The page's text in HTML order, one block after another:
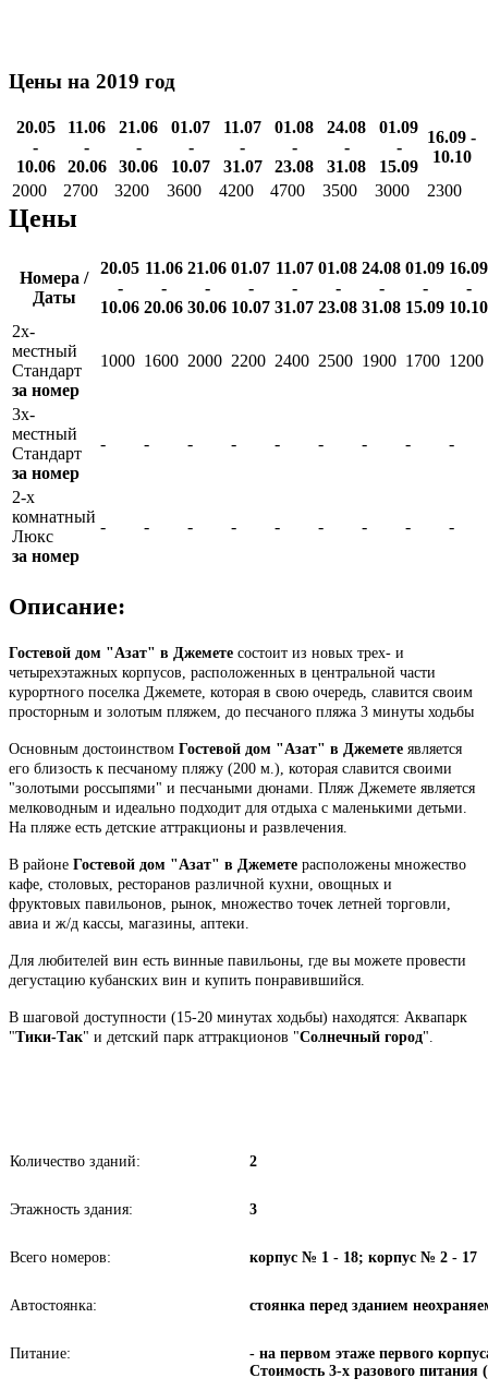
Цены на 2019 год
20.05
-
10.06
11.06
-
20.06
21.06
-
30.06
01.07
-
10.07
11.07
-
31.07
01.08
-
23.08
24.08
-
31.08
01.09
-
15.09
16.09 -
10.10
2000
2700 3200 3600 4200 4700 3500 3000 2300
Цены
Номера /
Даты
20.05
-
10.06
11.06
-
20.06
21.06
-
30.06
01.07
-
10.07
11.07
-
31.07
01.08
-
23.08
24.08
-
31.08
01.09
-
15.09
16.09
-
10.10
2х-
местный
Стандарт
за номер
1000 1600 2000 2200 2400 2500 1900 1700 1200
3х-
местный
Стандарт
за номер
- - - - - - - - -
2-х
комнатный
Люкс
за номер
- - - - - - - - -
Описание:
Гостевой дом "Азат" в Джемете состоит из новых трех- и
четырехэтажных корпусов, расположенных в центральной части
курортного поселка Джемете, которая в свою очередь, славится своим
просторным и золотым пляжем, до песчаного пляжа 3 минуты ходьбы
Основным достоинством Гостевой дом "Азат" в Джемете является
его близость к песчаному пляжу (200 м.), которая славится своими
"золотыми россыпями" и песчаными дюнами. Пляж Джемете является
мелководным и идеально подходит для отдыха с маленькими детьми.
На пляже есть детские аттракционы и развлечения.
В районе Гостевой дом "Азат" в Джемете расположены множество
кафе, столовых, ресторанов различной кухни, овощных и
фруктовых павильонов, рынок, множество точек летней торговли,
авиа и ж/д кассы, магазины, аптеки.
Для любителей вин есть винные павильоны, где вы можете провести
дегустацию кубанских вин и купить понравившийся.
В шаговой доступности (15-20 минутах ходьбы) находятся: Аквапарк
"Тики-Так" и детский парк аттракционов "Солнечный город".
Количество зданий: 2
Этажность здания: 3
Всего номеров: корпус № 1 - 18; корпус № 2 - 17
Автостоянка: стоянка перед зданием
Питание:
- на первом этаже первого
Стоимость 3-х разового